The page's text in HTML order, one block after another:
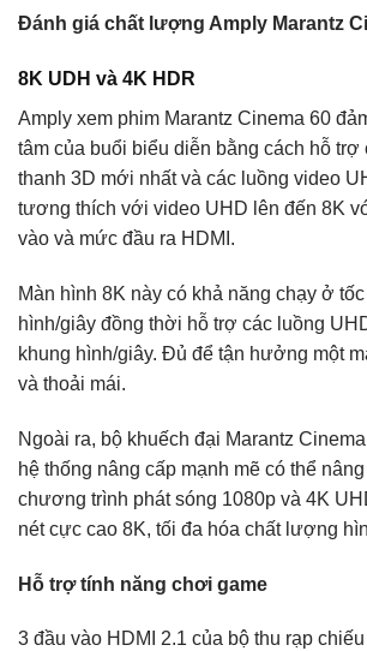
Đánh giá chất lượng Amply Marantz
8K UDH và 4K HDR
Amply xem phim Marantz Cinema 60
tâm của buổi biểu diễn bằng cách hỗ trợ
thanh 3D mới nhất và các luồng video
tương thích với video UHD lên đến 8K
vào và mức đầu ra HDMI.
Màn hình 8K này có khả năng chạy ở
hình/giây đồng thời hỗ trợ các luồng
khung hình/giây. Đủ để tận hưởng một
và thoải mái.
Ngoài ra, bộ khuếch đại Marantz
hệ thống nâng cấp mạnh mẽ có thể
chương trình phát sóng 1080p và 4K
nét cực cao 8K, tối đa hóa chất lượng
Hỗ trợ tính năng chơi game
3 đầu vào HDMI 2.1 của bộ thu rạp